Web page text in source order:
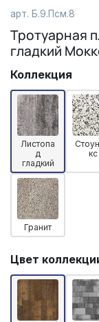
арт. Б.9.Псм.8
Тротуарная
гладкий
Коллекция
Листопа
д
гладкий
кс
Гранит
Цвет